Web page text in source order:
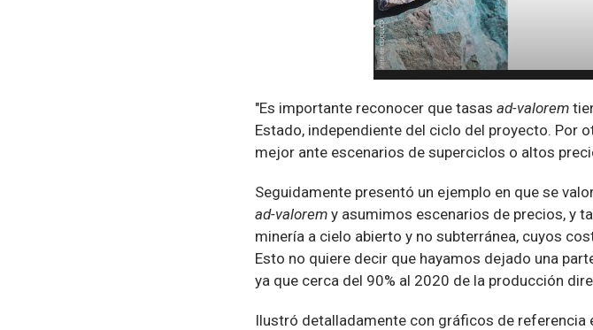
"Es importante reconocer que tasas ad-valorem
Estado, independiente del ciclo del proyecto. Por
mejor ante escenarios de superciclos o altos
Seguidamente presentó un ejemplo en que se
ad-valorem y asumimos escenarios de precios, y
minería a cielo abierto y no subterránea, cuyos
Esto no quiere decir que hayamos dejado una
ya que cerca del 90% al 2020 de la producción
Ilustró detalladamente con gráficos de referencia